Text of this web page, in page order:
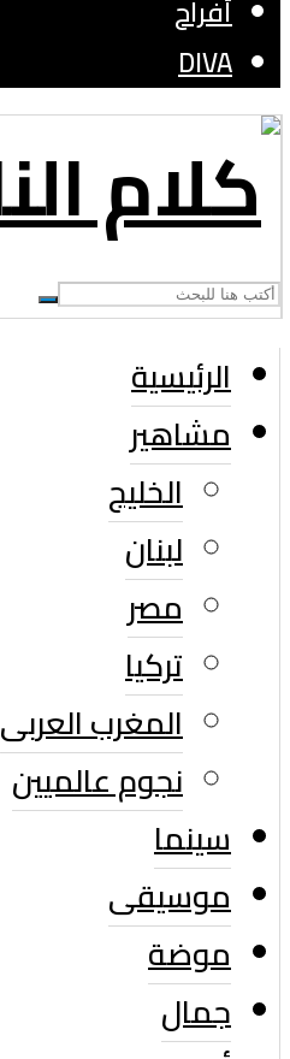
أفراح
DIVA
الرئيسية
مشاهير
الخليج
لبنان
مصر
تركيا
المغرب العربى
نجوم عالميين
سينما
موسيقى
موضة
جمال